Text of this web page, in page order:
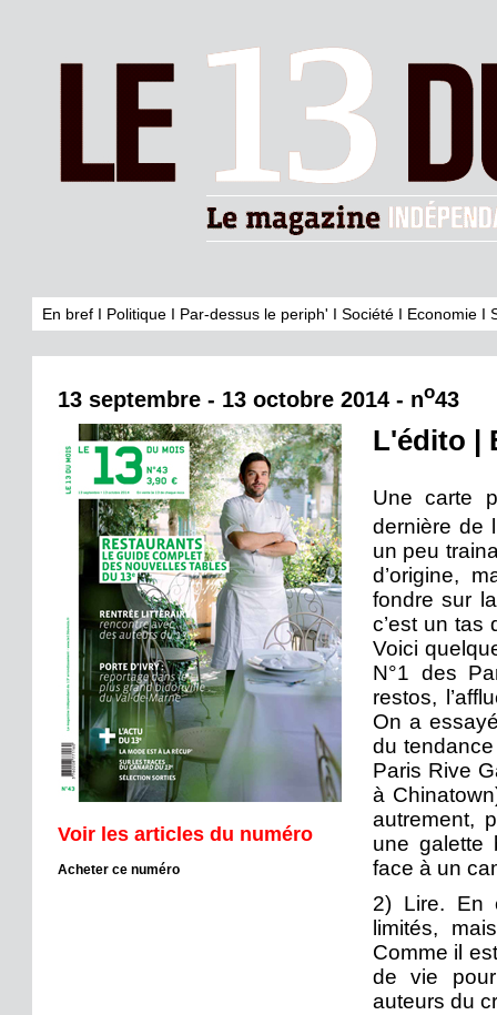
En bref I Politique I Par-dessus le periph' I Société I Economie I
13 septembre - 13 octobre 2014 - no43
Voir les articles du numéro
Acheter ce numéro
L'édito |
Une carte
dernière de
un peu
d’origine,
fondre sur
c’est un tas
Voici
N°1 des
restos,
On a
du
Paris Rive
à
autrement,
une galette
face à un
2) Lire. En
limités,
Comme il
de vie
auteurs du